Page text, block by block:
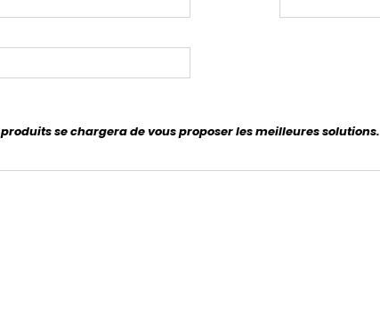
se chargera de vous proposer les meilleures solutions.